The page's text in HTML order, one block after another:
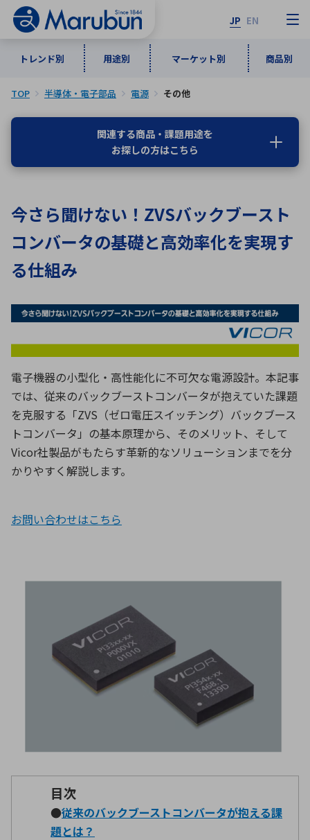
JP EN
トレンド別 用途別 マーケット別 商品別
トレンド別
インダストリアルDXソリューション
5G・Local 5G
データセンタ・クラウド
ミリ波レーダー
用途別
通信・ネットワーク
監視・セキュリティ
接着・接合
製品製造・加工
シミュレーター
環境構築・開発システム
半導体・電子部品小ロット
マーケット別
情報通信 宇宙・防衛
民生 医療
商品別
計測・測定・表示機器 検査・分析機器
ICTソリューション 組立・ロボティクス
レーザー・光学部品 組込コンピュータ
特定用途向け・その他 サービス
メーカ一覧
な行
は行 ま行
や行
ら行
わ行
A B C
D
E
F G
H
I
J K
L
M
N O
P
Q
R
T
U
V W
X
Y
Z
TOP 半導体・電子部品 電源 その他
関連する商品・課題用途を
お探しの方はこちら
今さら聞けない！ZVSバックブースト
コンバータの基礎と高効率化を実現す
る仕組み
電子機器の小型化・高性能化に不可欠な電源設計。本記事
では、従来のバックブーストコンバータが抱えていた課題
を克服する「ZVS （ゼロ電圧スイッチング）バックブース
トコンバータ」の基本原理から、そのメリット、そして
Vicor社製品がもたらす革新的なソリューションまでを分
かりやすく解説します。
お問い合わせはこちら
目次
●従来のバックブーストコンバータが抱える課
題とは？